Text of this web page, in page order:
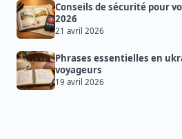
Conseils de sécurité pour
2026
21 avril 2026
Phrases essentielles en
voyageurs
19 avril 2026